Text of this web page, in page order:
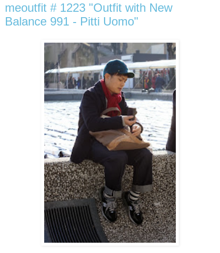
meoutfit # 1223 "Outfit with New
Balance 991 - Pitti Uomo"